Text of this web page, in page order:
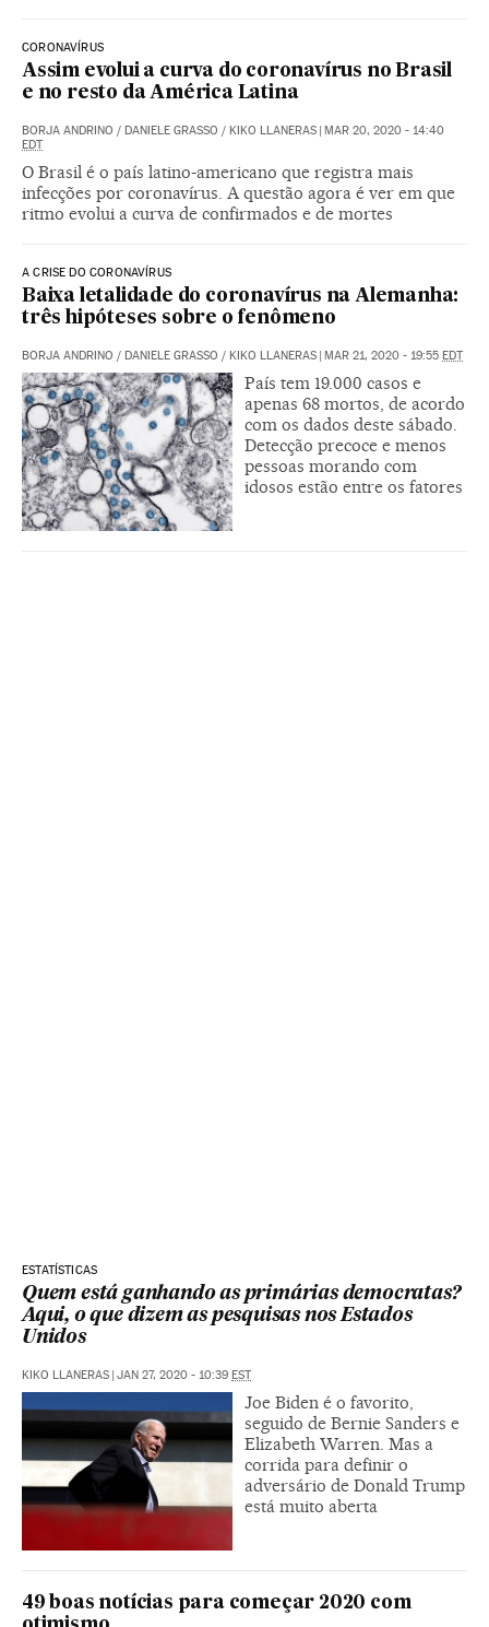
CORONAVÍRUS
Assim evolui a curva do coronavírus no Brasil
e no resto da América Latina
BORJA ANDRINO / DANIELE GRASSO / KIKO LLANERAS | MAR 20, 2020 - 14:40
EDT
O Brasil é o país latino-americano que registra mais
infecções por coronavírus. A questão agora é ver em que
ritmo evolui a curva de confirmados e de mortes
A CRISE DO CORONAVÍRUS
Baixa letalidade do coronavírus na Alemanha:
três hipóteses sobre o fenômeno
BORJA ANDRINO / DANIELE GRASSO / KIKO LLANERAS | MAR 21, 2020 - 19:55 EDT
País tem 19.000 casos e
apenas 68 mortos, de acordo
com os dados deste sábado.
Detecção precoce e menos
pessoas morando com
idosos estão entre os fatores
ESTATÍSTICAS
Quem está ganhando as primárias democratas?
Aqui, o que dizem as pesquisas nos Estados
Unidos
KIKO LLANERAS | JAN 27, 2020 - 10:39 EST
Joe Biden é o favorito,
seguido de Bernie Sanders e
Elizabeth Warren. Mas a
corrida para definir o
adversário de Donald Trump
está muito aberta
49 boas notícias para começar 2020 com